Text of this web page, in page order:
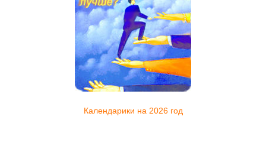
Календарики на 2026 год